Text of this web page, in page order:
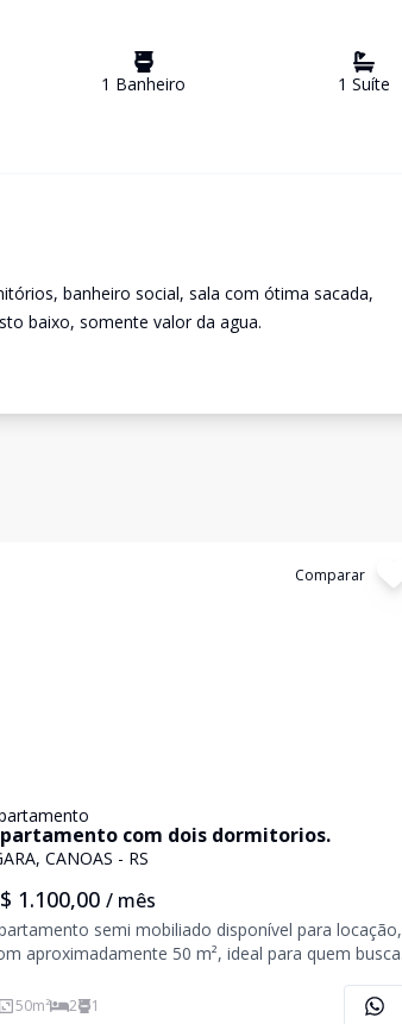
1 Banheiro 1 Suíte
banheiro social, sala com ótima sacada,
baixo, somente valor da agua.
Comparar
com dois dormitorios.
CANOAS - RS
1.100,00 / mês
semi mobiliado disponível para locação,
aproximadamente 50 m², ideal para quem busca
organizado. O imóvel conta com dois dormitórios
50m² 2 1